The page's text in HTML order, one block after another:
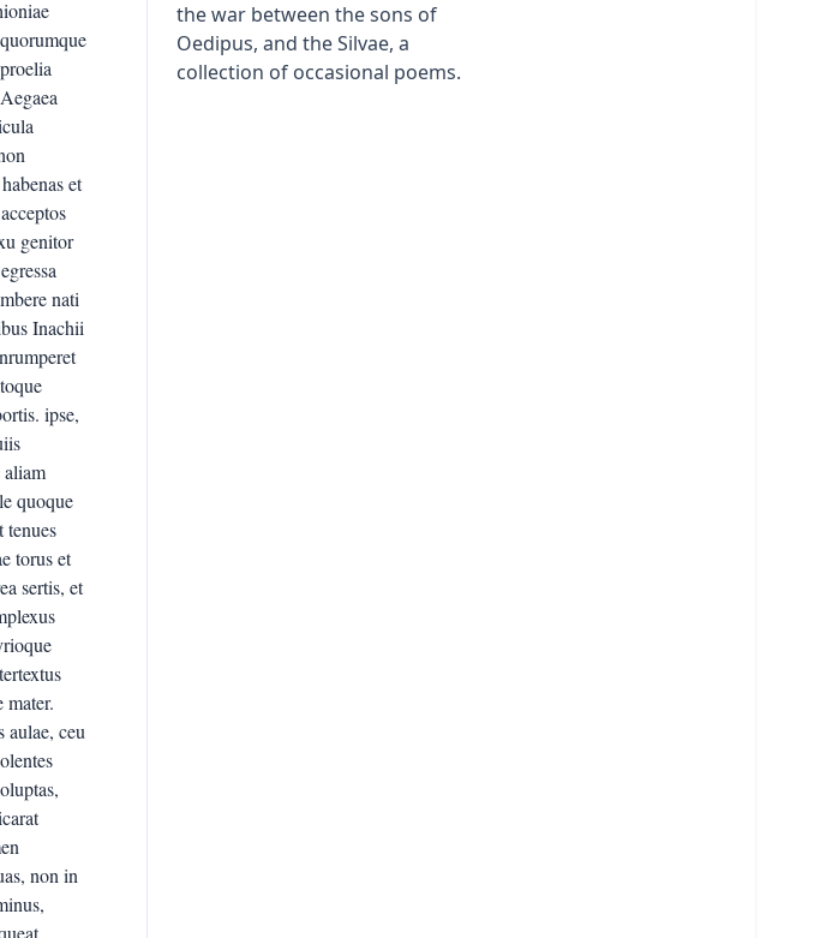
the war between the sons of
Oedipus, and the Silvae, a
collection of occasional poems.